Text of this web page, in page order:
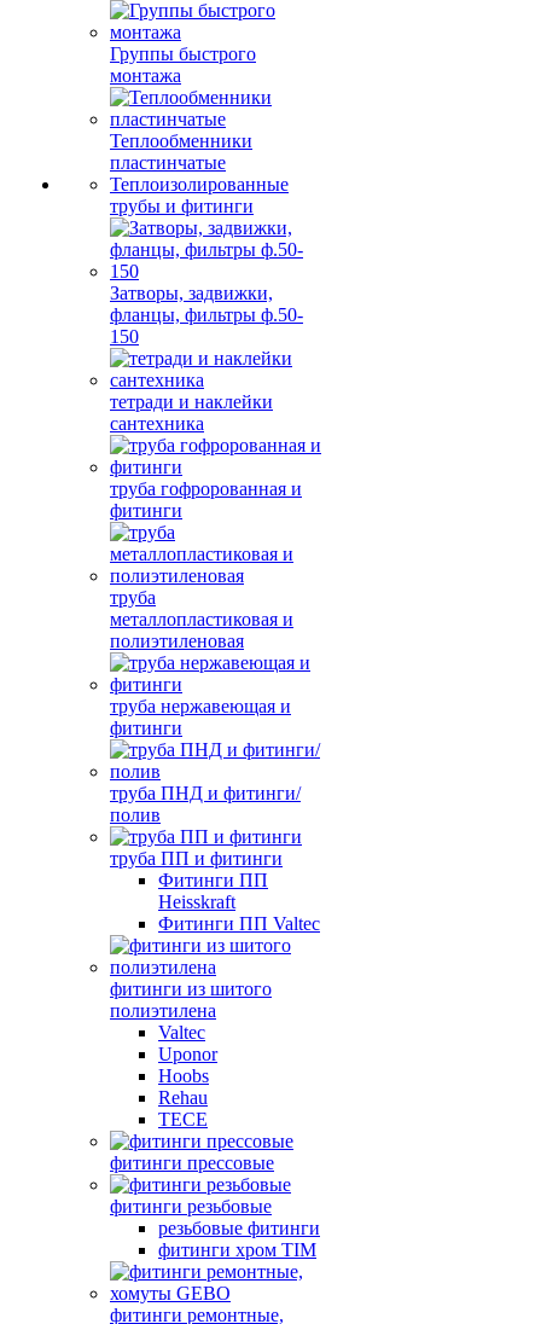
Группы быстрого
монтажа
Теплообменники
пластинчатые
Теплоизолированные
трубы и фитинги
Затворы, задвижки,
фланцы, фильтры ф.50-
150
тетради и наклейки
сантехника
труба гофророванная и
фитинги
труба
металлопластиковая и
полиэтиленовая
труба нержавеющая и
фитинги
труба ПНД и фитинги/
полив
труба ПП и фитинги
Фитинги ПП
Heisskraft
Фитинги ПП Valtec
фитинги из шитого
полиэтилена
Valtec
Uponor
Hoobs
Rehau
TECE
фитинги прессовые
фитинги резьбовые
резьбовые фитинги
фитинги хром TIM
фитинги ремонтные,